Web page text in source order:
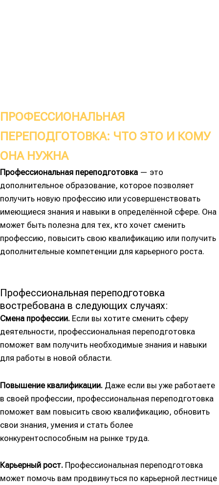
ПРОФЕССИОНАЛЬНАЯ
ПЕРЕПОДГОТОВКА: ЧТО ЭТО И КОМУ
ОНА НУЖНА
Профессиональная переподготовка — это
дополнительное образование, которое позволяет
получить новую профессию или усовершенствовать
имеющиеся знания и навыки в определённой сфере. Она
может быть полезна для тех, кто хочет сменить
профессию, повысить свою квалификацию или получить
дополнительные компетенции для карьерного роста.
Профессиональная переподготовка
востребована в следующих случаях:
Смена профессии. Если вы хотите сменить сферу
деятельности, профессиональная переподготовка
поможет вам получить необходимые знания и навыки
для работы в новой области.
Повышение квалификации. Даже если вы уже работаете
в своей профессии, профессиональная переподготовка
поможет вам повысить свою квалификацию, обновить
свои знания, умения и стать более
конкурентоспособным на рынке труда.
Карьерный рост. Профессиональная переподготовка
может помочь вам продвинуться по карьерной лестнице